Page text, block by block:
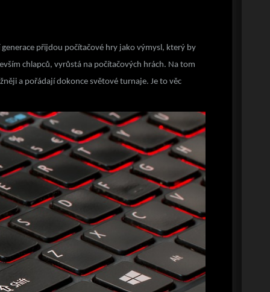
přijdou počítačové hry jako výmysl, který by
chlapců, vyrůstá na počítačových hrách. Na tom
a pořádají dokonce světové turnaje. Je to věc